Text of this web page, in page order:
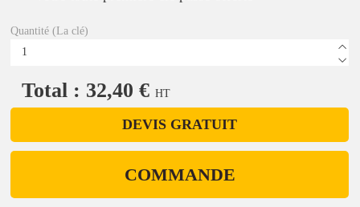
Quantité (La clé)
Total : 32,40 € HT
DEVIS GRATUIT
COMMANDE